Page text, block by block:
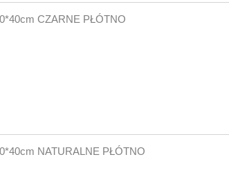
CZARNE PŁÓTNO
NATURALNE PŁÓTNO